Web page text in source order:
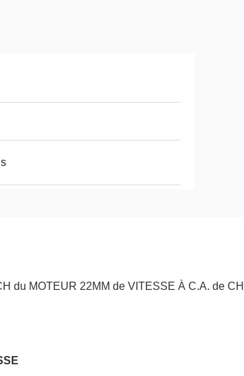
du MOTEUR 22MM de VITESSE À C.A. de